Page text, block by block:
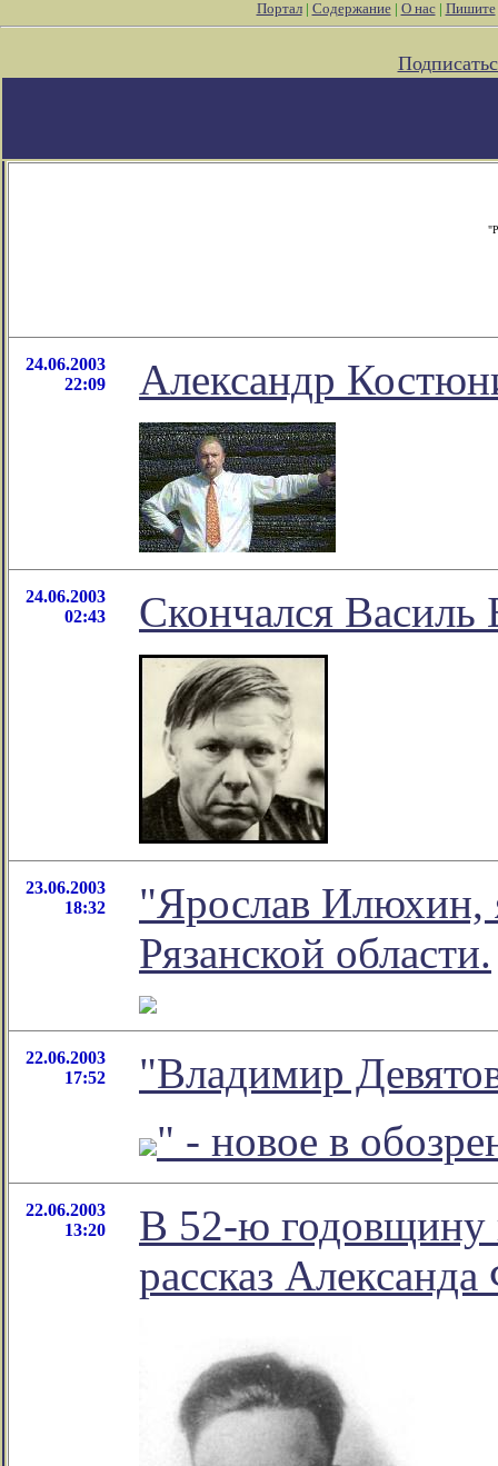
Портал| Содержание| О нас| Пишите
24.06.2003
22:09
Александр
24.06.2003
02:43
Скончался Василь
23.06.2003
18:32
"Ярослав Илюхин,
Рязанской области.
22.06.2003
17:52
"Владимир
" - новое в
22.06.2003
13:20
В 52-ю годовщину
рассказ